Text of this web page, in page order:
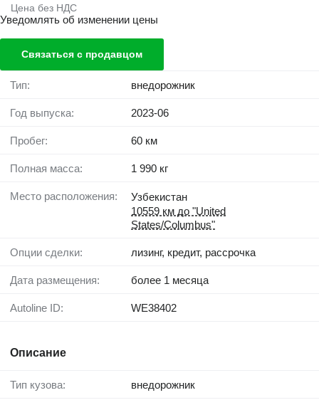
Цена без НДС
Уведомлять об изменении цены
Связаться с продавцом
Тип: внедорожник
Год выпуска: 2023-06
Пробег: 60 км
Полная масса: 1 990 кг
Место расположения:
Узбекистан
10559 км до "United
States/Columbus"
Опции сделки: лизинг, кредит, рассрочка
Дата размещения: более 1 месяца
Autoline ID: WE38402
Описание
Тип кузова: внедорожник